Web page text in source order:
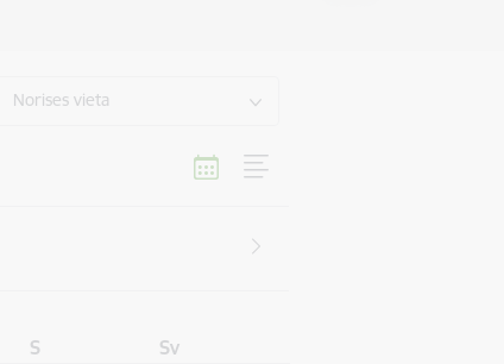
Norises vieta
S
Sv